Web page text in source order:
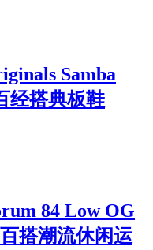
Samba
经搭典板鞋
84 Low OG
搭潮流休闲运